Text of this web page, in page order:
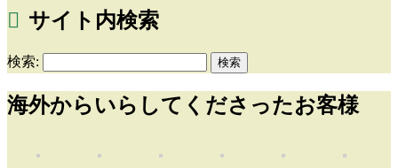
サイト内検索
検索:
海外からいらしてくださったお客様